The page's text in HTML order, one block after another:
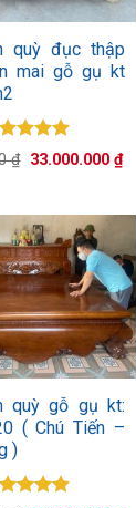
quỳ đục thập
mai gỗ gụ kt
xếp
5.00
₫ Giá
33.000.000 ₫Giá
quỳ gỗ gụ kt:
( Chú Tiến –
)